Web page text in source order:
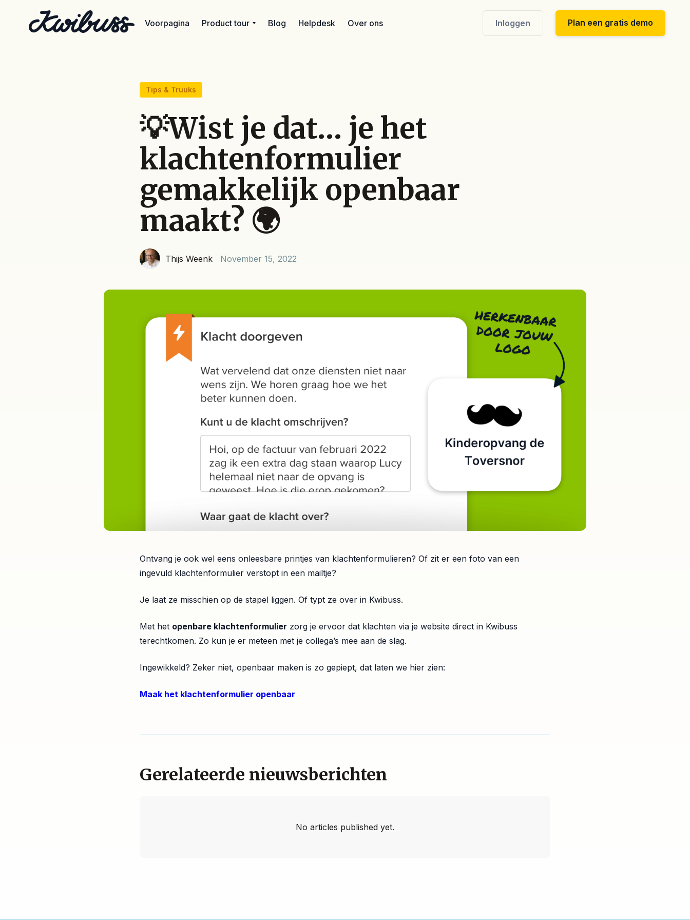
Voorpagina Product tour Blog Helpdesk Over ons Inloggen Plan een gratis demo
Tips & Truuks
💡Wist je dat… je het
klachtenformulier
gemakkelijk openbaar
maakt? 🌍
Thijs Weenk November 15, 2022
Ontvang je ook wel eens onleesbare printjes van klachtenformulieren? Of zit er een foto van een
ingevuld klachtenformulier verstopt in een mailtje?
Je laat ze misschien op de stapel liggen. Of typt ze over in Kwibuss.
Met het openbare klachtenformulier zorg je ervoor dat klachten via je website direct in Kwibuss
terechtkomen. Zo kun je er meteen met je collega’s mee aan de slag.
Ingewikkeld? Zeker niet, openbaar maken is zo gepiept, dat laten we hier zien:
Maak het klachtenformulier openbaar
Gerelateerde nieuwsberichten
No articles published yet.